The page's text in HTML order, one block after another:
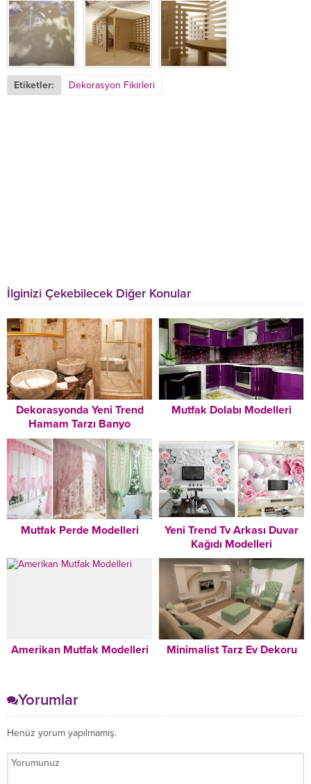
Etiketler: Dekorasyon Fikirleri
İlginizi Çekebilecek Diğer Konular
Dekorasyonda Yeni Trend
Hamam Tarzı Banyo
Dekorasyonu Modelleri
Mutfak Dolabı Modelleri
Mutfak Perde Modelleri
Yeni Trend Tv Arkası Duvar
Kağıdı Modelleri
Amerikan Mutfak Modelleri Minimalist Tarz Ev Dekoru
Yorumlar
Henüz yorum yapılmamış.